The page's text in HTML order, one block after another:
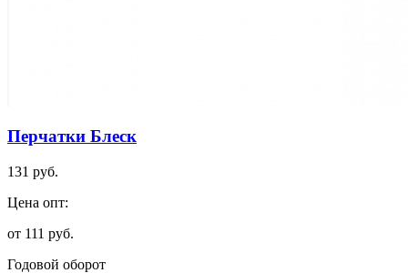
Перчатки Блеск
131 руб.
Цена опт:
от 111 руб.
Годовой оборот